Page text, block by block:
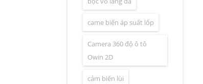
came biến áp suất lốp
Camera 360 độ ô tô
Owin 2D
cảm biến lùi